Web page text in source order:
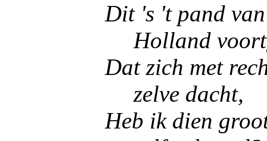
Dit 's 't pand
Holland
Dat zich met
zelve dacht,
Heb ik dien